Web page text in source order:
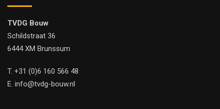
TVDG Bouw
Schildstraat 36
6444 XM Brunssum
T. +31 (0)6 160 566 48
E. info@tvdg-bouw.nl